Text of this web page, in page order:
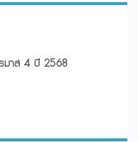
มาส 4 ปี 2568